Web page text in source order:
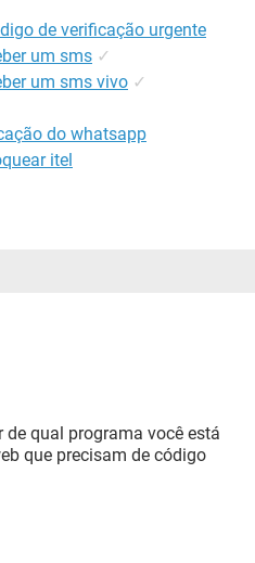
de verificação urgente
um sms ✓
um sms vivo ✓
do whatsapp
itel
de qual programa você está
que precisam de código